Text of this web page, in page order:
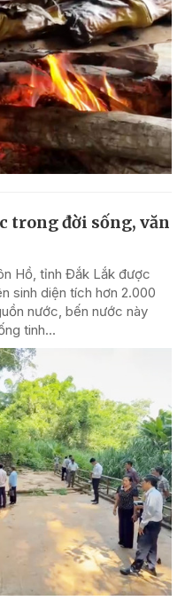
trong đời sống, văn
Hồ, tỉnh Đắk Lắk được
sinh diện tích hơn 2.000
nước, bến nước này
tinh...